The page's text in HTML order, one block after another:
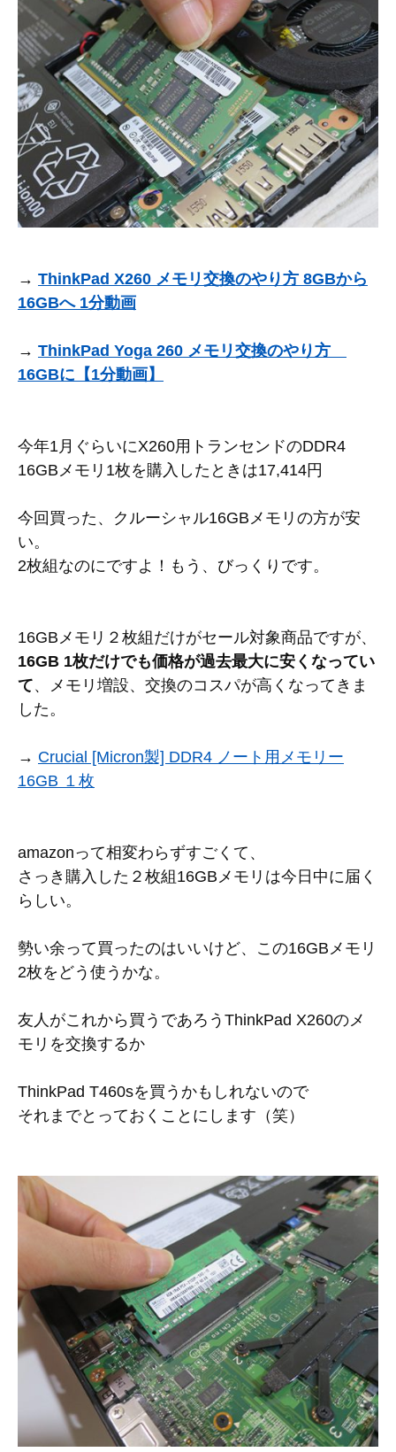
→ ThinkPad X260 メモリ交換のやり方 8GBから
16GBへ 1分動画
→ ThinkPad Yoga 260 メモリ交換のやり方
16GBに【1分動画】
今年1月ぐらいにX260用トランセンドのDDR4
16GBメモリ1枚を購入したときは17,414円
今回買った、クルーシャル16GBメモリの方が安
い。
2枚組なのにですよ！もう、びっくりです。
16GBメモリ２枚組だけがセール対象商品ですが、
16GB 1枚だけでも価格が過去最大に安くなってい
て、メモリ増設、交換のコスパが高くなってきま
した。
→ Crucial [Micron製] DDR4 ノート用メモリー
16GB １枚
amazonって相変わらずすごくて、
さっき購入した２枚組16GBメモリは今日中に届く
らしい。
勢い余って買ったのはいいけど、この16GBメモリ
2枚をどう使うかな。
友人がこれから買うであろうThinkPad X260のメ
モリを交換するか
ThinkPad T460sを買うかもしれないので
それまでとっておくことにします（笑）